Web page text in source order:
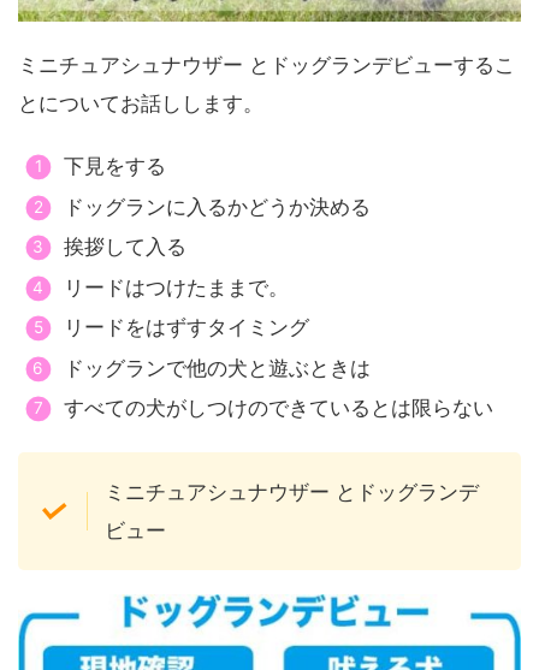
ミニチュアシュナウザー とドッグランデビューするこ
とについてお話しします。
下見をする
ドッグランに入るかどうか決める
挨拶して入る
リードはつけたままで。
リードをはずすタイミング
ドッグランで他の犬と遊ぶときは
すべての犬がしつけのできているとは限らない
ミニチュアシュナウザー とドッグランデ
ビュー